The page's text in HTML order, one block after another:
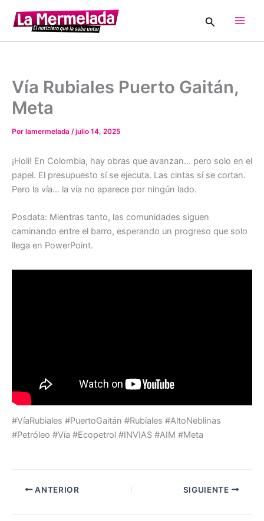
contenido
Buscar
Vía Rubiales Puerto Gaitán,
Meta
Por lamermelada /julio 14, 2025
¡Holi! En Colombia, hay obras que avanzan… pero solo en el
papel. El presupuesto sí se ejecuta. Las cintas sí se cortan.
Pero la vía… la vía no aparece por ningún lado.
Posdata: Mientras tanto, las comunidades siguen
caminando entre el barro, esperando un progreso que solo
llega en PowerPoint.
#VíaRubiales #PuertoGaitán #Rubiales #AltoNeblinas
#Petróleo #Vía #Ecopetrol #INVIAS #AIM #Meta
ANTERIOR SIGUIENTE